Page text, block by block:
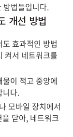
방법들입니다.
개선 방법
효과적인 방법
켜서 네트워크를
이 적고 중앙에
니다.
모바일 장치에서
닫아, 네트워크